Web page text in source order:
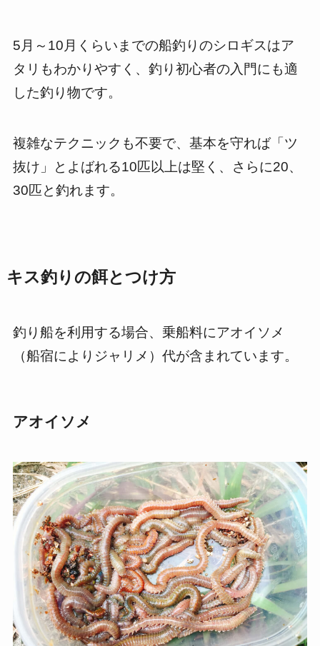
5月～10月くらいまでの船釣りのシロギスはア
タリもわかりやすく、釣り初心者の入門にも適
した釣り物です。
複雑なテクニックも不要で、基本を守れば「ツ
抜け」とよばれる10匹以上は堅く、さらに20、
30匹と釣れます。
キス釣りの餌とつけ方
釣り船を利用する場合、乗船料にアオイソメ
（船宿によりジャリメ）代が含まれています。
アオイソメ